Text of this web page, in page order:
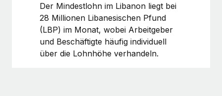
Wie Phiture 55 Mitarbeiter:innen in 19 Ländern
mit Remote verwaltet
Phiture ist der unumstrittene Marktführer im Bereich der
Wachstumsberatung für mobile Apps. Das...
Der Mindestlohn im Libanon liegt bei
28 Millionen Libanesischen Pfund
(LBP) im Monat, wobei Arbeitgeber
und Beschäftigte häufig individuell
über die Lohnhöhe verhandeln.